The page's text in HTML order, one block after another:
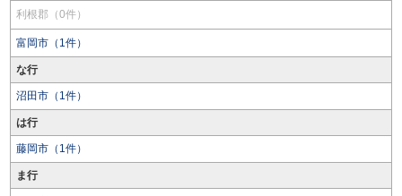
利根郡（0件）
富岡市（1件）
な行
沼田市（1件）
は行
藤岡市（1件）
ま行